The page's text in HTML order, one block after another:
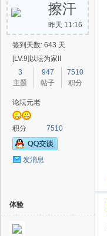
擦汗
昨天 11:16
签到天数: 643 天
[LV.9]以坛为家II
3
主题
947
帖子
7510
积分
论坛元老
积分 7510
发消息
体验